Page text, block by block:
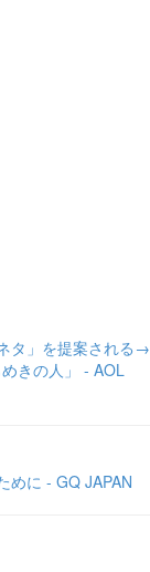
タ」を提案される→
きの人」 - AOL
めに - GQ JAPAN